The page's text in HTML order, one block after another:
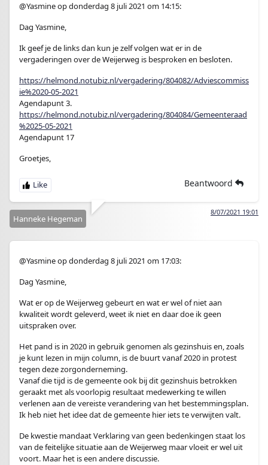
@Yasmine op donderdag 8 juli 2021 om 14:15:
Dag Yasmine,
Ik geef je de links dan kun je zelf volgen wat er in de
vergaderingen over de Weijerweg is besproken en besloten.
https://helmond.notubiz.nl/vergadering/804082/Adviescommiss
ie%2020-05-2021
Agendapunt 3.
https://helmond.notubiz.nl/vergadering/804084/Gemeenteraad
%2025-05-2021
Agendapunt 17
Groetjes,
Beantwoord
8/07/2021 19:01
Hanneke Hegeman
@Yasmine op donderdag 8 juli 2021 om 17:03:
Dag Yasmine,
Wat er op de Weijerweg gebeurt en wat er wel of niet aan
kwaliteit wordt geleverd, weet ik niet en daar doe ik geen
uitspraken over.
Het pand is in 2020 in gebruik genomen als gezinshuis en, zoals
je kunt lezen in mijn column, is de buurt vanaf 2020 in protest
tegen deze zorgonderneming.
Vanaf die tijd is de gemeente ook bij dit gezinshuis betrokken
geraakt met als voorlopig resultaat medewerking te willen
verlenen aan de vereiste verandering van het bestemmingsplan.
Ik heb niet het idee dat de gemeente hier iets te verwijten valt.
De kwestie mandaat Verklaring van geen bedenkingen staat los
van de feitelijke situatie aan de Weijerweg maar vloeit er wel uit
voort. Maar het is een andere discussie.